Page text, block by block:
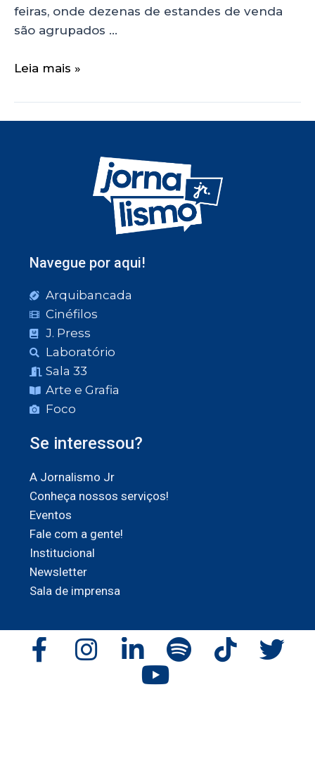
feiras, onde dezenas de estandes de venda
são agrupados …
Leia mais »
Navegue por aqui!
Arquibancada
Cinéfilos
J. Press
Laboratório
Sala 33
Arte e Grafia
Foco
Se interessou?
A Jornalismo Jr
Conheça nossos serviços!
Eventos
Fale com a gente!
Institucional
Newsletter
Sala de imprensa